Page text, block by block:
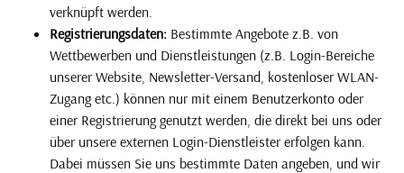
verknüpft werden.
Registrierungsdaten: Bestimmte Angebote z.B. von
Wettbewerben und Dienstleistungen (z.B. Login-Bereiche
unserer Website, Newsletter-Versand, kostenloser WLAN-
Zugang etc.) können nur mit einem Benutzerkonto oder
einer Registrierung genutzt werden, die direkt bei uns oder
über unsere externen Login-Dienstleister erfolgen kann.
Dabei müssen Sie uns bestimmte Daten angeben, und wir